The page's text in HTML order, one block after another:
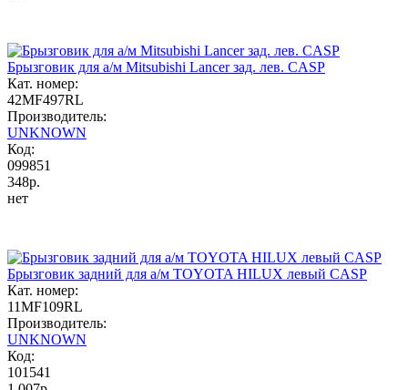
Брызговик для а/м Mitsubishi Lancer зад. лев. CASP
Кат. номер:
42MF497RL
Производитель:
UNKNOWN
Код:
099851
348р.
нет
Брызговик задний для а/м TOYOTA HILUX левый CASP
Кат. номер:
11MF109RL
Производитель:
UNKNOWN
Код:
101541